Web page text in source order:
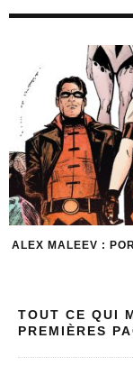
ALEX MALEEV :
TOUT CE QUI
PREMIÈRES